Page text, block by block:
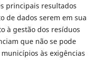
principais resultados
de dados serem em sua
à gestão dos resíduos
que não se pode
às exigências